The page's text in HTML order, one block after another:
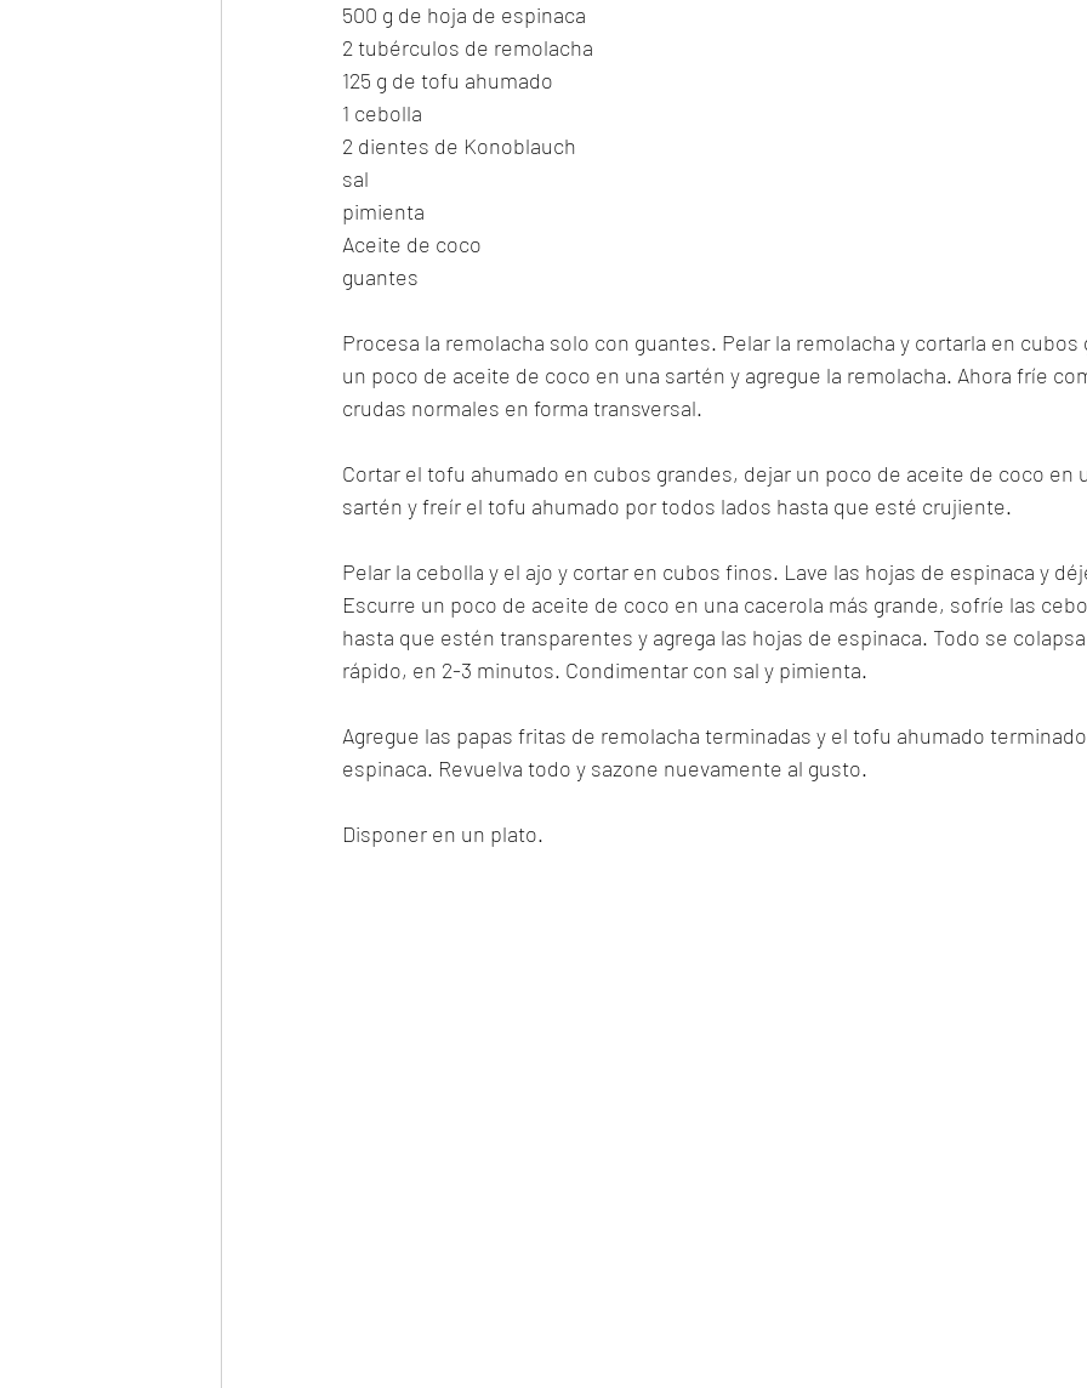
500 g de hoja de espinaca
2 tubérculos de remolacha
125 g de tofu ahumado
1 cebolla
2 dientes de Konoblauch
sal
pimienta
Aceite de coco
guantes
Procesa la remolacha solo con guantes. Pelar la remolacha y cortarla en cubos
un poco de aceite de coco en una sartén y agregue la remolacha. Ahora fríe
crudas normales en forma transversal.
Cortar el tofu ahumado en cubos grandes, dejar un poco de aceite de coco en
sartén y freír el tofu ahumado por todos lados hasta que esté crujiente.
Pelar la cebolla y el ajo y cortar en cubos finos. Lave las hojas de espinaca y
Escurre un poco de aceite de coco en una cacerola más grande, sofríe las
hasta que estén transparentes y agrega las hojas de espinaca. Todo se
rápido, en 2-3 minutos. Condimentar con sal y pimienta.
Agregue las papas fritas de remolacha terminadas y el tofu ahumado
espinaca. Revuelva todo y sazone nuevamente al gusto.
Disponer en un plato.